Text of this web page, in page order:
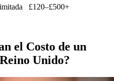
£120–£500+
el Costo de un
Unido?